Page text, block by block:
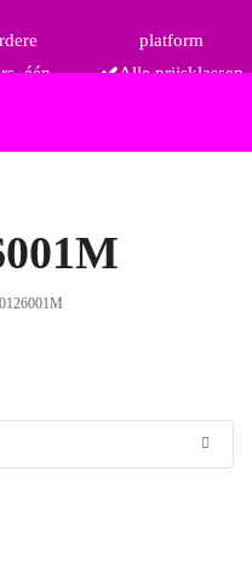
één
platform
Alle prijsklassen